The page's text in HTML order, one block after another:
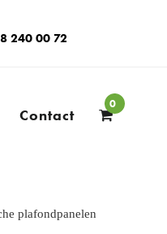
240 00 72
Contact
0
plafondpanelen